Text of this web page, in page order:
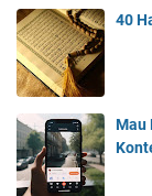
40
Mau